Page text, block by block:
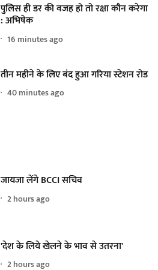
पुलिस ही डर की वजह हो तो रक्षा कौन करेगा
: अभिषेक
16 minutes ago
तीन महीने के लिए बंद हुआ गरिया स्टेशन रोड
40 minutes ago
जायजा लेंगे BCCI सचिव
2 hours ago
'देश के लिये खेलने के भाव से उतरना'
2 hours ago